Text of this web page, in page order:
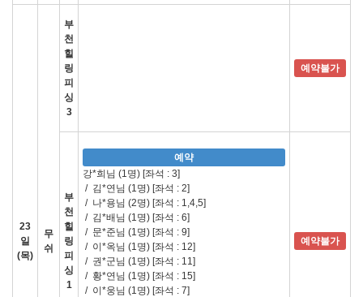
23
일
(목)
무
쉬
부
천
힐
링
피
싱
3
예약불가
부
천
힐
링
피
싱
1
예약
강*희님 (1명) [좌석 : 3]
/ 김*연님 (1명) [좌석 : 2]
/ 나*용님 (2명) [좌석 : 1,4,5]
/ 김*배님 (1명) [좌석 : 6]
/ 문*준님 (1명) [좌석 : 9]
/ 이*옥님 (1명) [좌석 : 12]
/ 권*군님 (1명) [좌석 : 11]
/ 황*연님 (1명) [좌석 : 15]
/ 이*웅님 (1명) [좌석 : 7]
예약불가